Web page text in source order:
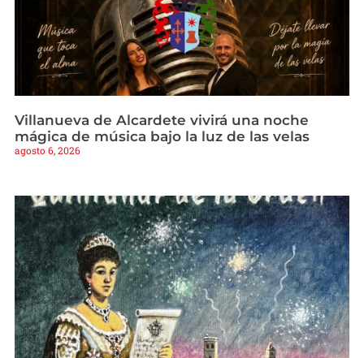
Villanueva de Alcardete vivirá una noche
mágica de música bajo la luz de las velas
agosto 6, 2026